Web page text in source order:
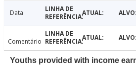
Data
Comentário
Youths provided with income